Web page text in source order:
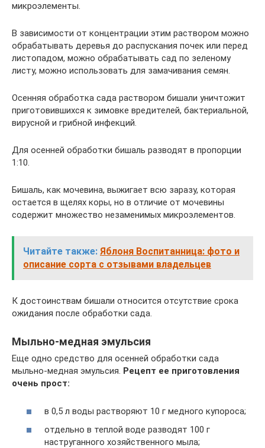
микроэлементы.
В зависимости от концентрации этим раствором можно
обрабатывать деревья до распускания почек или перед
листопадом, можно обрабатывать сад по зеленому
листу, можно использовать для замачивания семян.
Осенняя обработка сада раствором бишали уничтожит
приготовившихся к зимовке вредителей, бактериальной,
вирусной и грибной инфекций.
Для осенней обработки бишаль разводят в пропорции
1:10.
Бишаль, как мочевина, выжигает всю заразу, которая
остается в щелях коры, но в отличие от мочевины
содержит множество незаменимых микроэлементов.
Читайте также: Яблоня Воспитанница: фото и
описание сорта с отзывами владельцев
К достоинствам бишали относится отсутствие срока
ожидания после обработки сада.
Мыльно-медная эмульсия
Еще одно средство для осенней обработки сада
мыльно-медная эмульсия. Рецепт ее приготовления
очень прост:
в 0,5 л воды растворяют 10 г медного купороса;
отдельно в теплой воде разводят 100 г
наструганного хозяйственного мыла;